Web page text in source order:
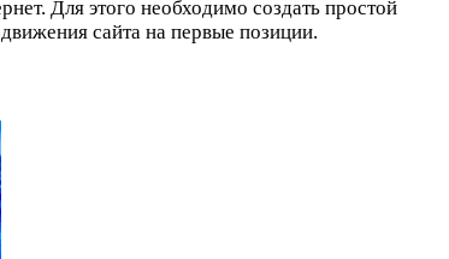
Для этого необходимо создать простой
сайта на первые позиции.